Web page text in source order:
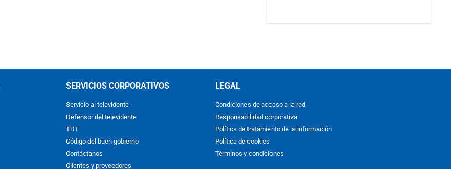
SERVICIOS CORPORATIVOS
Servicio al televidente
Defensor del televidente
TDT
Código del buen gobierno
Contáctanos
Clientes y proveedores
LEGAL
Condiciones de acceso a la red
Responsabilidad corporativa
Política de tratamiento de la información
Política de cookies
Términos y condiciones